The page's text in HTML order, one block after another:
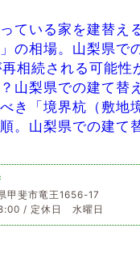
ている家を建替え
」の相場。山梨県で
相続される可能性
山梨県での建て替
き「境界杭（敷地
。山梨県での建て
斐市竜王1656-17
/ 定休日 水曜日